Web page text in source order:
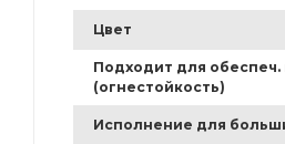
Цвет
Подходит для
(огнестойкость)
Исполнение для